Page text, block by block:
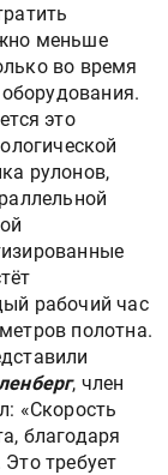
меньше
во время
это
рулонов,
рабочий час
полотна.
, член
«Скорость
благодаря
требует